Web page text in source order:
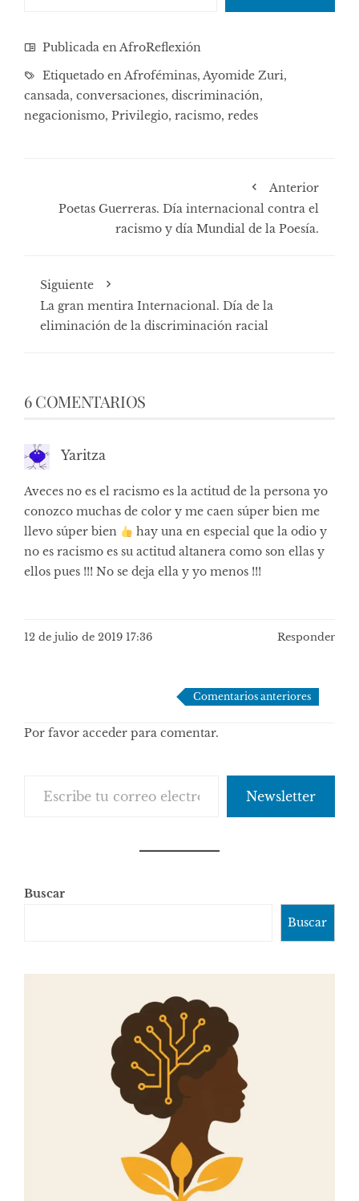
Publicada enAfroReflexión
Etiquetado enAfroféminas, Ayomide Zuri,
cansada, conversaciones, discriminación,
negacionismo, Privilegio, racismo, redes
Anterior
Poetas Guerreras. Día internacional contra el
racismo y día Mundial de la Poesía.
Siguiente
La gran mentira Internacional. Día de la
eliminación de la discriminación racial
6 COMENTARIOS
Yaritza
Aveces no es el racismo es la actitud de la persona yo
conozco muchas de color y me caen súper bien me
llevo súper bien
hay una en especial que la odio y
no es racismo es su actitud altanera como son ellas y
ellos pues !!! No se deja ella y yo menos !!!
12 de julio de 2019 17:36 Responder
comentarios
Comentarios anteriores
Por favor acceder para comentar.
Newsletter
Buscar
Buscar